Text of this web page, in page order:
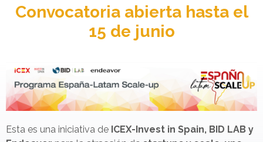
Convocatoria abierta hasta el
15 de junio
Esta es una iniciativa de ICEX-Invest in Spain, BID LAB y